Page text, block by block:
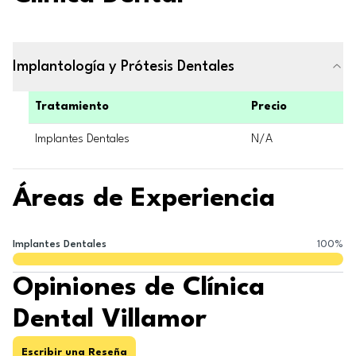
Implantología y Prótesis Dentales
Tratamiento Precio
Implantes Dentales N/A
Áreas de Experiencia
Implantes Dentales 100%
Opiniones de Clínica
Dental Villamor
Escribir una Reseña